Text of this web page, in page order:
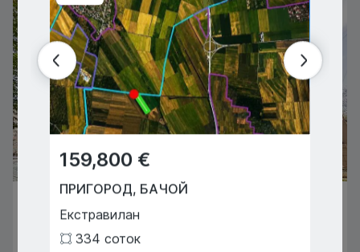
195,000 €
КИШИНЁВ,БОТАНИКА
159,800 €
ПРИГОРОД, БАЧОЙ
Екстравилан
334 соток